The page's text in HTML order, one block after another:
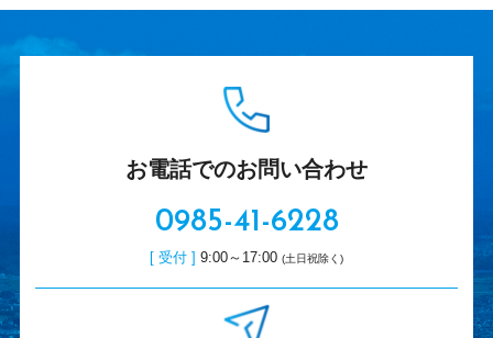
お電話でのお問い合わせ
0985-41-6228
[ 受付 ] 9:00～17:00 (土日祝除く)